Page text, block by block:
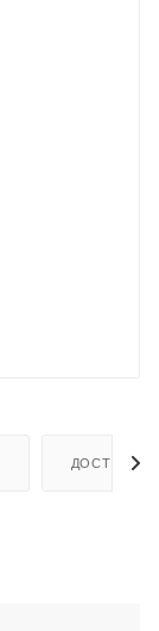
ДОСТАВКА